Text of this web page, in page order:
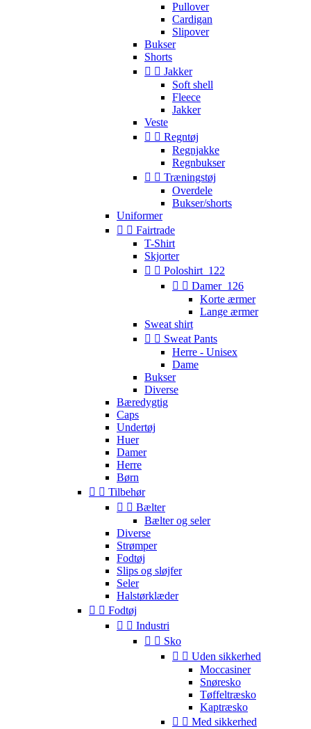
Pullover
Cardigan
Slipover
Bukser
Shorts
  Jakker
Soft shell
Fleece
Jakker
Veste
  Regntøj
Regnjakke
Regnbukser
  Træningstøj
Overdele
Bukser/shorts
Uniformer
  Fairtrade
T-Shirt
Skjorter
  Poloshirt_122
  Damer_126
Korte ærmer
Lange ærmer
Sweat shirt
  Sweat Pants
Herre - Unisex
Dame
Bukser
Diverse
Bæredygtig
Caps
Undertøj
Huer
Damer
Herre
Børn
  Tilbehør
  Bælter
Bælter og seler
Diverse
Strømper
Fodtøj
Slips og sløjfer
Seler
Halstørklæder
  Fodtøj
  Industri
  Sko
  Uden sikkerhed
Moccasiner
Snøresko
Tøffeltræsko
Kaptræsko
  Med sikkerhed